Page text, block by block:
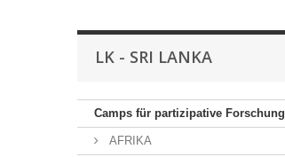
LK - SRI LANKA
Camps für partizipative Forschung
AFRIKA